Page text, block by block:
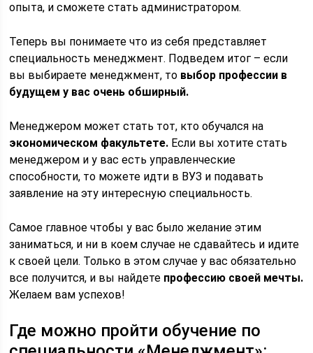
опыта, и сможете стать администратором.
Теперь вы понимаете что из себя представляет
специальность менеджмент. Подведем итог – если
вы выбираете менеджмент, то выбор профессии в
будущем у вас очень обширный.
Менеджером может стать тот, кто обучался на
экономическом факультете. Если вы хотите стать
менеджером и у вас есть управленческие
способности, то можете идти в ВУЗ и подавать
заявление на эту интересную специальность.
Самое главное чтобы у вас было желание этим
заниматься, и ни в коем случае не сдавайтесь и идите
к своей цели. Только в этом случае у вас обязательно
все получится, и вы найдете профессию своей мечты.
Желаем вам успехов!
Где можно пройти обучение по